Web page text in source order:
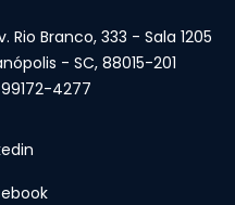
Rio Branco, 333 - Sala 1205
- SC, 88015-201
4277